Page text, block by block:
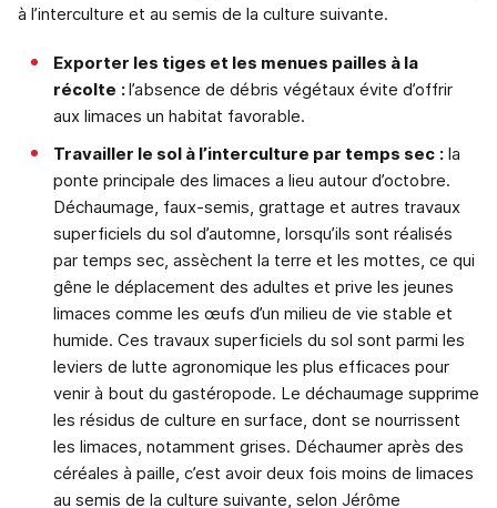
à l’interculture et au semis de la culture suivante.
Exporter les tiges et les menues pailles à la
récolte :l’absence de débris végétaux évite d’offrir
aux limaces un habitat favorable.
Travailler le sol à l’interculture par temps sec : la
ponte principale des limaces a lieu autour d’octobre.
Déchaumage, faux-semis, grattage et autres travaux
superficiels du sol d’automne, lorsqu’ils sont réalisés
par temps sec, assèchent la terre et les mottes, ce qui
gêne le déplacement des adultes et prive les jeunes
limaces comme les œufs d’un milieu de vie stable et
humide. Ces travaux superficiels du sol sont parmi les
leviers de lutte agronomique les plus efficaces pour
venir à bout du gastéropode. Le déchaumage supprime
les résidus de culture en surface, dont se nourrissent
les limaces, notamment grises. Déchaumer après des
céréales à paille, c’est avoir deux fois moins de limaces
au semis de la culture suivante, selon Jérôme